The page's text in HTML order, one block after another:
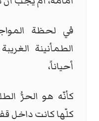
في لحظة
الطمأنينة
أحياناً،
كأنّه هو الحرُّ
كلّها كانت داخل